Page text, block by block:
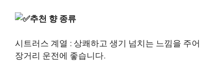
추천 향 종류
시트러스 계열 : 상쾌하고 생기 넘치는 느낌을 주어
장거리 운전에 좋습니다.